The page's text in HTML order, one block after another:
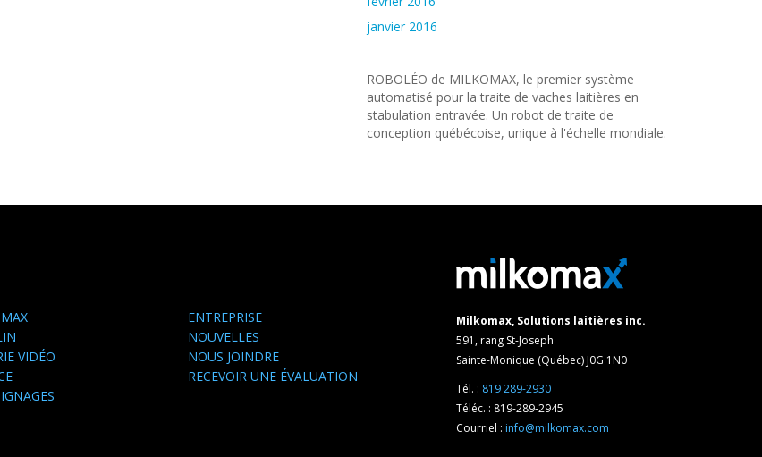
janvier 2016
ROBOLÉO de MILKOMAX, le premier système
automatisé pour la traite de vaches laitières en
stabulation entravée. Un robot de traite de
conception québécoise, unique à l'échelle mondiale.
VIDÉO
ENTREPRISE
NOUVELLES
NOUS JOINDRE
RECEVOIR UNE ÉVALUATION
Milkomax, Solutions laitières inc.
591, rang St-Joseph
Sainte-Monique (Québec) J0G 1N0
Tél. : 819 289-2930
Téléc. : 819-289-2945
Courriel : info@milkomax.com